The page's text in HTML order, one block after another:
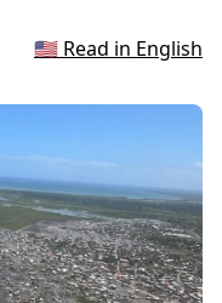
🇺🇸 Read in English